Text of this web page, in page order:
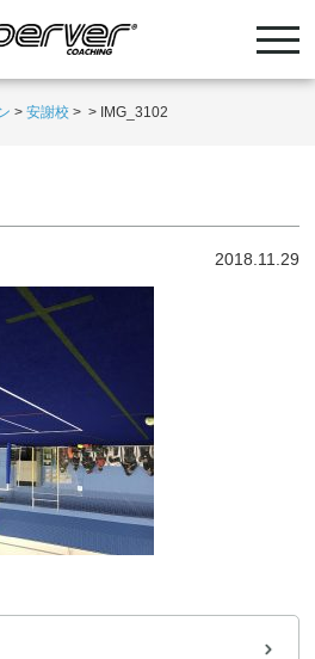
>安謝校 > > IMG_3102
2018.11.29